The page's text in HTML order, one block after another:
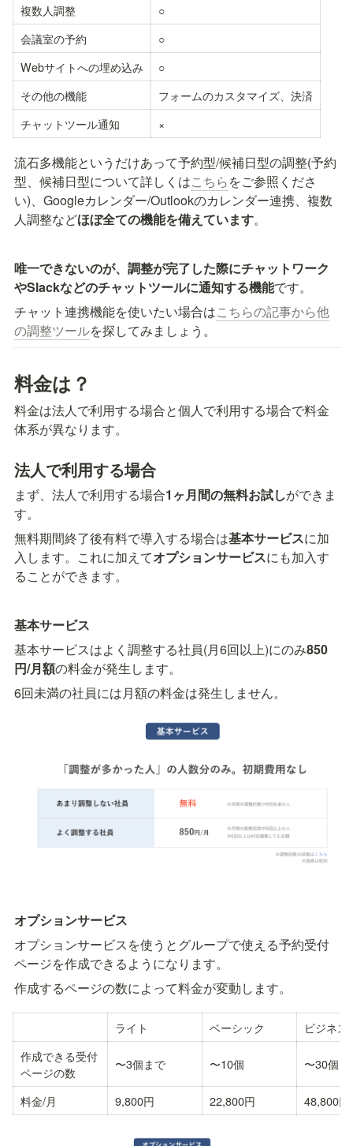
複数人調整
○
会議室の予約
○
Webサイトへの埋め込み
○
その他の機能
フォームのカスタマイズ、決済
チャットツール通知
×
流石多機能というだけあって予約型/候補日型の調整(予約
型、候補日型について詳しくはこちらをご参照くださ
い)、Googleカレンダー/Outlookのカレンダー連携、複数
人調整などほぼ全ての機能を備えています。
唯一できないのが、調整が完了した際にチャットワーク
やSlackなどのチャットツールに通知する機能です。
チャット連携機能を使いたい場合はこちらの記事から他
の調整ツールを探してみましょう。
料金は？
料金は法人で利用する場合と個人で利用する場合で料金
体系が異なります。
法人で利用する場合
まず、法人で利用する場合1ヶ月間の無料お試しができま
す。
無料期間終了後有料で導入する場合は基本サービスに加
入します。これに加えてオプションサービスにも加入す
ることができます。
基本サービス
基本サービスはよく調整する社員(月6回以上)にのみ850
円/月額の料金が発生します。
6回未満の社員には月額の料金は発生しません。
オプションサービス
オプションサービスを使うとグループで使える予約受付
ページを作成できるようになります。
作成するページの数によって料金が変動します。
ライト ベーシック
ビジネス
作成できる受付
ページの数
〜3個まで 〜10個 〜30個
料金/月 9,800円 22,800円 48,800円